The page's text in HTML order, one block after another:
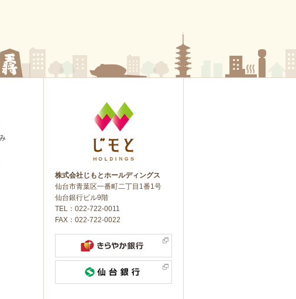
株式会社じもとホールディングス
仙台市青葉区一番町二丁目1番1号
仙台銀行ビル9階
TEL： 022-722-0011
FAX：022-722-0022